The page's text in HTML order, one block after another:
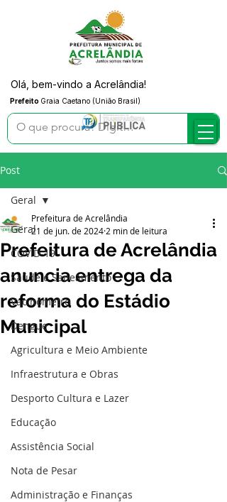
Prefeito Graia Caetano (União Brasil)
Olá, bem-vindo a Acrelândia!
Post
Geral
COVID-19
Saúde e Saneamento
Vacinômetro
Dengue
Agricultura e Meio Ambiente
Infraestrutura e Obras
Desporto Cultura e Lazer
Educação
Assistência Social
Nota de Pesar
Administração e Finanças
Geral
Prefeitura de Acrelândia
anuncia entrega da
reforma do Estádio
Municipal
Prefeitura de Acrelândia
21 de jun. de 2024 2 min de leitura